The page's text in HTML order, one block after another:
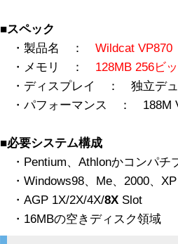
■スペック
・製品名 ： Wildcat VP870
・メモリ ： 128MB 256ビ
・ディスプレイ ： 独立デュ
・パフォーマンス ： 188M
■必要システム構成
・Pentium、Athlonかコンパチ
・Windows98、Me、2000、XP
・AGP 1X/2X/4X/8X Slot
・16MBの空きディスク領域